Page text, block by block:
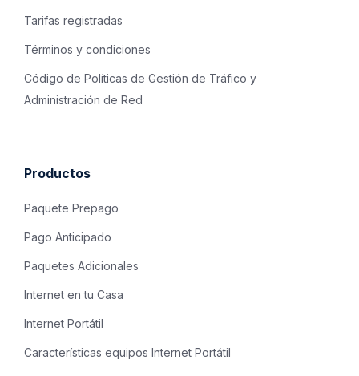
Tarifas registradas
Términos y condiciones
Código de Políticas de Gestión de Tráfico y
Administración de Red
Productos
Paquete Prepago
Pago Anticipado
Paquetes Adicionales
Internet en tu Casa
Internet Portátil
Características equipos Internet Portátil